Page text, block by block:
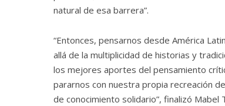
natural de esa barrera”.
“Entonces, pensarnos desde América
allá de la multiplicidad de historias y
los mejores aportes del pensamiento
pararnos con nuestra propia recreación
de conocimiento solidario”, finalizó